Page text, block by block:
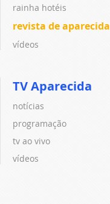
rainha hotéis
revista de aparecida
vídeos
TV Aparecida
notícias
programação
tv ao vivo
vídeos